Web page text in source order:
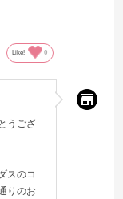
Like! 0
うござ
スのコ
りのお